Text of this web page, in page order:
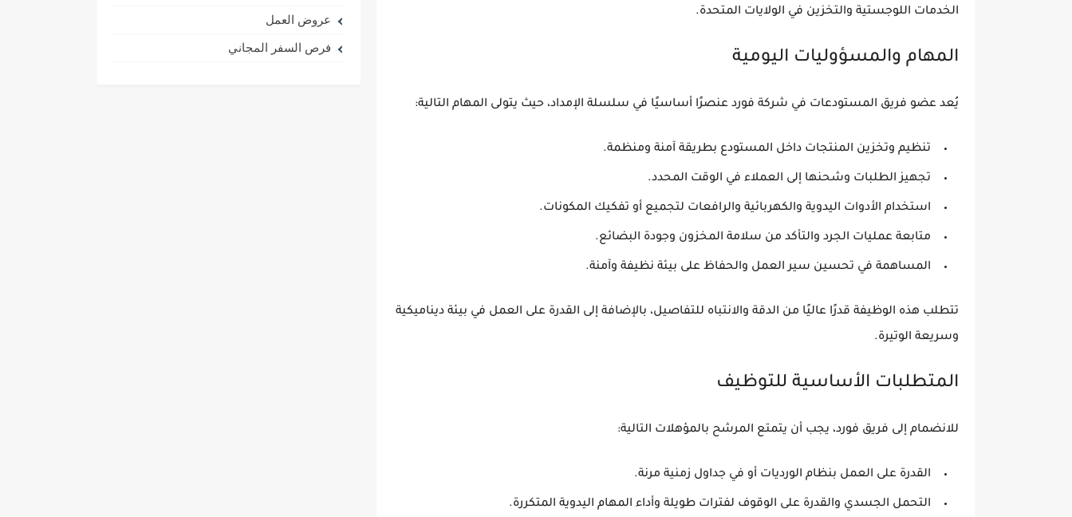
الخدمات اللوجستية والتخزين في الولايات المتحدة.
المهام والمسؤوليات اليومية
يُعد عضو فريق المستودعات في شركة فورد عنصرًا أساسيًا في سلسلة الإمداد، حيث يتولى المهام التالية:
تنظيم وتخزين المنتجات داخل المستودع بطريقة آمنة ومنظمة.
تجهيز الطلبات وشحنها إلى العملاء في الوقت المحدد.
استخدام الأدوات اليدوية والكهربائية والرافعات لتجميع أو تفكيك المكونات.
متابعة عمليات الجرد والتأكد من سلامة المخزون وجودة البضائع.
المساهمة في تحسين سير العمل والحفاظ على بيئة نظيفة وآمنة.
تتطلب هذه الوظيفة قدرًا عاليًا من الدقة والانتباه للتفاصيل، بالإضافة إلى القدرة على العمل في بيئة ديناميكية
وسريعة الوتيرة.
المتطلبات الأساسية للتوظيف
للانضمام إلى فريق فورد، يجب أن يتمتع المرشح بالمؤهلات التالية:
القدرة على العمل بنظام الورديات أو في جداول زمنية مرنة.
التحمل الجسدي والقدرة على الوقوف لفترات طويلة وأداء المهام اليدوية المتكررة.
عروض العمل
فرص السفر المجاني